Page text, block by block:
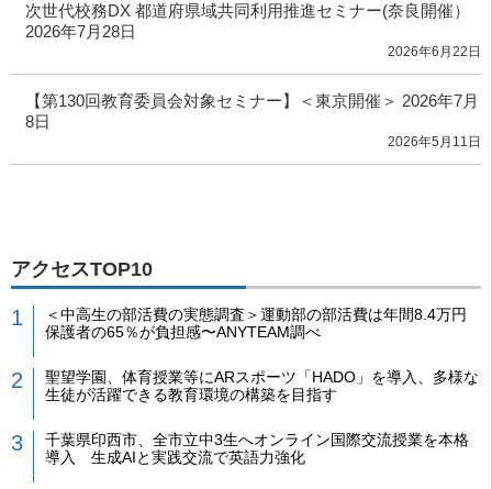
次世代校務DX 都道府県域共同利用推進セミナー(奈良開催）
2026年7月28日
2026年6月22日
【第130回教育委員会対象セミナー】＜東京開催＞ 2026年7月
8日
2026年5月11日
アクセスTOP10
＜中高生の部活費の実態調査＞運動部の部活費は年間8.4万円
保護者の65％が負担感〜ANYTEAM調べ
聖望学園、体育授業等にARスポーツ「HADO」を導入、多様な
生徒が活躍できる教育環境の構築を目指す
千葉県印西市、全市立中3生へオンライン国際交流授業を本格
導入 生成AIと実践交流で英語力強化